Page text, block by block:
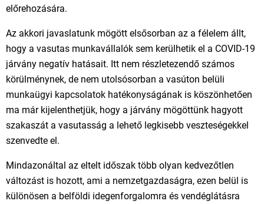
előrehozására.
Az akkori javaslatunk mögött elsősorban az a félelem állt,
hogy a vasutas munkavállalók sem kerülhetik el a COVID-19
járvány negatív hatásait. Itt nem részletezendő számos
körülménynek, de nem utolsósorban a vasúton belüli
munkaügyi kapcsolatok hatékonyságának is köszönhetően
ma már kijelenthetjük, hogy a járvány mögöttünk hagyott
szakaszát a vasutasság a lehető legkisebb veszteségekkel
szenvedte el.
Mindazonáltal az eltelt időszak több olyan kedvezőtlen
változást is hozott, ami a nemzetgazdaságra, ezen belül is
különösen a belföldi idegenforgalomra és vendéglátásra